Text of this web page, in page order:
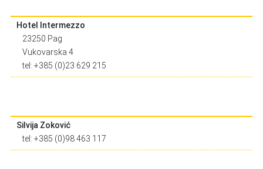
Hotel Intermezzo
23250 Pag
Vukovarska 4
tel: +385 (0)23 629 215
Silvija Zoković
tel: +385 (0)98 463 117